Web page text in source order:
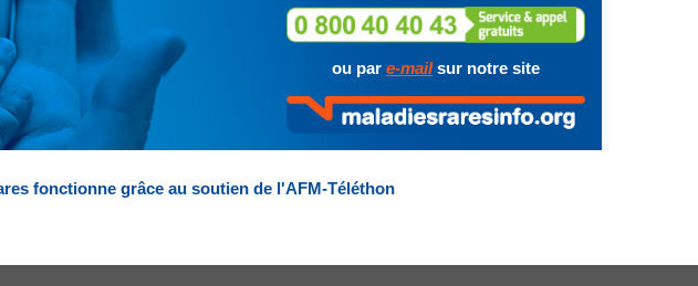
ou par e-mailsur notre site
fonctionne grâce au soutien de l'AFM-Téléthon